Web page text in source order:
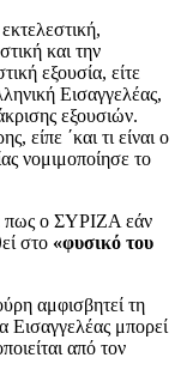
και την
εξουσία, είτε
Εισαγγελέας,
εξουσιών.
είπε ΄και τι είναι ο
νομιμοποίησε το
πως ο ΣΥΡΙΖΑ εάν
στο «φυσικό του
αμφισβητεί τη
Εισαγγελέας μπορεί
από τον